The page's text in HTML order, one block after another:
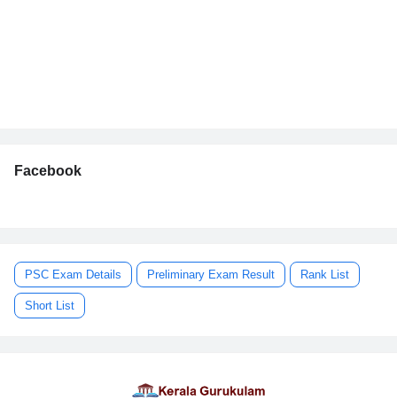
Facebook
PSC Exam Details Preliminary Exam Result Rank List
Short List